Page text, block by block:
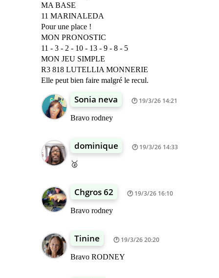
MA BASE
11 MARINALEDA
Pour une place !
MON PRONOSTIC
11 - 3 - 2 - 10 - 13 - 9 - 8 - 5
MON JEU SIMPLE
R3 818 LUTELLIA MONNERIE
Elle peut bien faire malgré le recul.
Sonia neva 19/3/26 14:21
Bravo rodney
dominique 19/3/26 14:33
🥈
Chgros 62 19/3/26 16:10
Bravo rodney
Tinine 19/3/26 20:20
Bravo RODNEY